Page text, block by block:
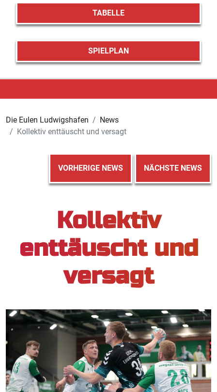
TABELLE
SPIELPLAN
Die Eulen Ludwigshafen
News
Kollektiv enttäuscht und versagt
VORHERIGE NEWS NÄCHSTE NEWS
Kollektiv
enttäuscht und
versagt